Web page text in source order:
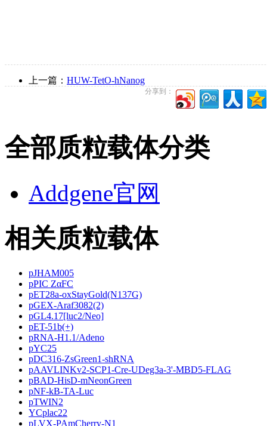
上一篇： HUW-TetO-hNanog
分享到：
全部质粒载体分类
Addgene官网
相关质粒载体
pJHAM005
pPIC ZαFC
pET28a-oxStayGold(N137G)
pGEX-Araf3082(2)
pGL4.17[luc2/Neo]
pET-51b(+)
pRNA-H1.1/Adeno
pYC25
pDC316-ZsGreen1-shRNA
pAAVLINKv2-SCP1-Cre-UDeg3a-3'-MBD5-FLAG
pBAD-HisD-mNeonGreen
pNF-kB-TA-Luc
pTWIN2
YCplac22
pLVX-PAmCherry-N1